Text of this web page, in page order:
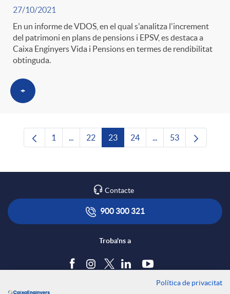
27/10/2021
En un informe de VDOS, en el qual s'analitza l'increment
del patrimoni en plans de pensions i EPSV, es destaca a
Caixa Enginyers Vida i Pensions en termes de rendibilitat
obtinguda.
+
Pàgina
1 ...Pàgines intermèdies Utilitzeu TAB per
Pàgina
22 Pàgina
23 Pàgina
24 ...Pàgines intermèdies
Pàgina
53
Contacte
900 300 321
Troba'ns a
Política de privacitat